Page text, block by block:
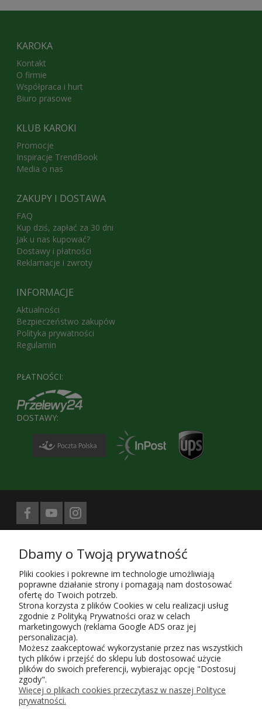
KAROKA
Kontakt
O firmie
Współpraca i hurt
Biuro prasowe
KLUB KAROKI
Promocje
Inspiracje TrendBook
Media o nas
ZAKUPY I DOSTAWA
FAQ
Kup dziś, zapłać za 30 dni
Jak u nas kupować?
Dostawy i płatności
Reklamacje i zwroty
INFORMACJE
Aktualności
Bezpieczeństwo zakupów
Polityka prywatności
Regulamin
PŁATNOŚCI:
DOSTAWY:
Treści znajdujące się na stronie sklepu KaRoKa.pl są jego własnością.
Zgodnie z ustawą z 4.02.1994 4. o prawie autorskim i prawach
pokrewnych (Dz. U. z 1994 r. Nr 24, poz. 83, sprost. Dz.U. 94 nr 43 poz.
170) kopiowanie, powielanie i rozpowszechnianie w całości lub części
przedstawionych treści wymaga zgody autora i podania źródła.
Użytkowanie sklepu oznacza zgodę na wykorzystywanie plików cookies.
Szczegółowe informacje wPolityce prywatności.
KaRoKa Katarzyna Roth-Kłudka
Piaszczysta 6,
tel. w sprawie zamówień - do sklepu 723 143 153, pn-pt, godz. 9-17;
e-mail:karoka@karoka.pl, NIP 952-107-70-85, Regon 015651496
Wpisu do ewidencji działalności gospodarczej, prowadzonej przez
Burmistrza Gminy Grodzisk Maz. dokonano w roku 2004 pod numerem
9487. Zgłoszenie zbioru danych do GIODO uzyskało poświadczony
identyfikator: 18003/2013.
Dbamy o Twoją prywatność
Pliki cookies i pokrewne im technologie umożliwiają
poprawne działanie strony i pomagają nam dostosować
ofertę do Twoich potrzeb.
Strona korzysta z plików Cookies w celu realizacji usług
zgodnie z Polityką Prywatności oraz w celach
marketingowych (reklama Google ADS oraz jej
personalizacja).
Możesz zaakceptować wykorzystanie przez nas wszystkich
tych plików i przejść do sklepu lub dostosować użycie
plików do swoich preferencji, wybierając opcję "Dostosuj
zgody".
Więcej o plikach cookies przeczytasz w naszej Polityce
prywatności.